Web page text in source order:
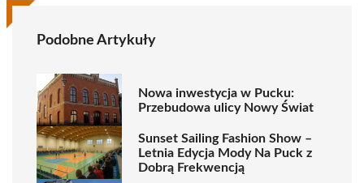
Podobne Artykuły
Nowa inwestycja w Pucku:
Przebudowa ulicy Nowy Świat
Sunset Sailing Fashion Show –
Letnia Edycja Mody Na Puck z
Dobrą Frekwencją